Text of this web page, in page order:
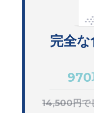
完全
970
14,500円で